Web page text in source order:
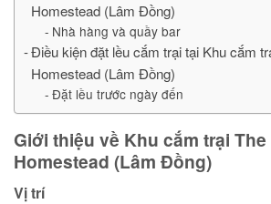
Homestead (Lâm Đồng)
Nhà hàng và quầy bar
Điều kiện đặt lều cắm trại tại Khu cắm
Homestead (Lâm Đồng)
Đặt lều trước ngày đến
Giới thiệu về Khu cắm trại The
Homestead (Lâm Đồng)
Vị trí